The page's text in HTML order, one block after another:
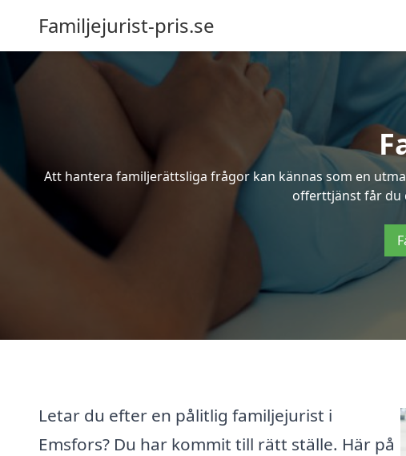
Familjejurist-pris.se
Att hantera familjerättsliga frågor kan kännas som en
offerttjänst får du
Letar du efter en pålitlig familjejurist i
Emsfors? Du har kommit till rätt ställe. Här på